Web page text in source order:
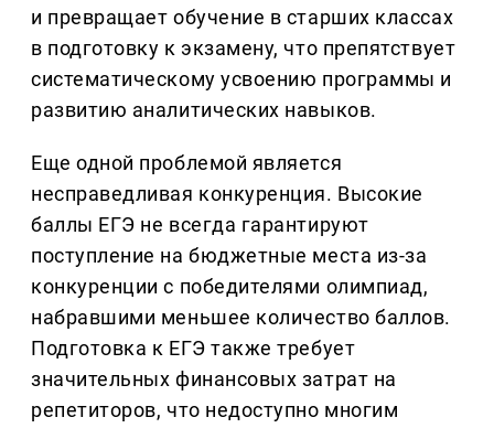
и превращает обучение в старших классах
в подготовку к экзамену, что препятствует
систематическому усвоению программы и
развитию аналитических навыков.
Еще одной проблемой является
несправедливая конкуренция. Высокие
баллы ЕГЭ не всегда гарантируют
поступление на бюджетные места из-за
конкуренции с победителями олимпиад,
набравшими меньшее количество баллов.
Подготовка к ЕГЭ также требует
значительных финансовых затрат на
репетиторов, что недоступно многим